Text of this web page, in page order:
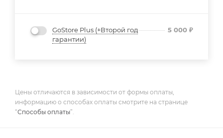
GoStore Plus (+Второй год
гарантии)
5 000 ₽
Цены отличаются в зависимости от формы оплаты,
информацию о способах оплаты смотрите на странице
“Способы оплаты”.